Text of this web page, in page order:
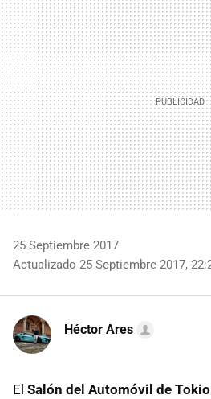
25 Septiembre 2017
Actualizado 25 Septiembre 2017,
Héctor Ares
El Salón del Automóvil de Tokio